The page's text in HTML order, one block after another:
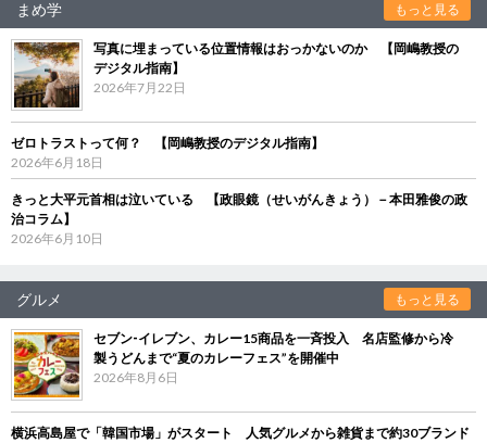
まめ学 もっと見る
写真に埋まっている位置情報はおっかないのか 【岡嶋教授の
デジタル指南】
2026年7月22日
ゼロトラストって何？ 【岡嶋教授のデジタル指南】
2026年6月18日
きっと大平元首相は泣いている 【政眼鏡（せいがんきょう）－本田雅俊の政
治コラム】
2026年6月10日
グルメ もっと見る
セブン‐イレブン、カレー15商品を一斉投入 名店監修から冷
製うどんまで“夏のカレーフェス”を開催中
2026年8月6日
横浜高島屋で「韓国市場」がスタート 人気グルメから雑貨まで約30ブランド